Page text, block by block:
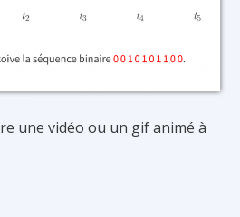
une vidéo ou un gif animé à